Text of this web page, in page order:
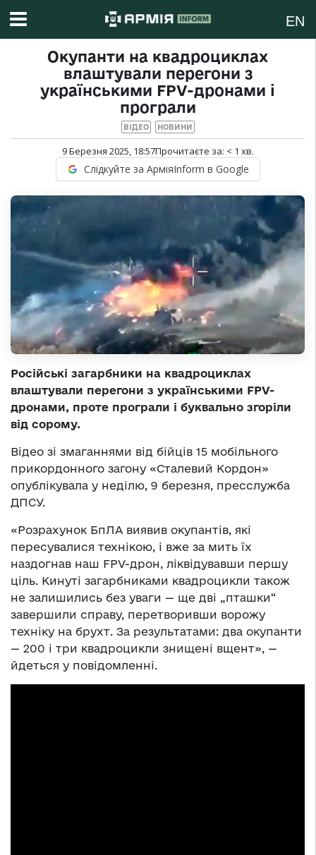
EN
Окупанти на квадроциклах
влаштували перегони з
українськими FPV-дронами і
програли
ВІДЕО НОВИНИ
9 Березня 2025, 18:57Прочитаєте за: < 1 хв.
Слідкуйте за АрміяInform в Google
Російські загарбники на квадроциклах
влаштували перегони з українськими FPV-
дронами, проте програли і буквально згоріли
від сорому.
Відео зі змаганнями від бійців 15 мобільного
прикордонного загону «Сталевий Кордон»
опублікувала у неділю, 9 березня, пресслужба
ДПСУ.
«Розрахунок БпЛА виявив окупантів, які
пересувалися технікою, і вже за мить їх
наздогнав наш FPV-дрон, ліквідувавши першу
ціль. Кинуті загарбниками квадроцикли також
не залишились без уваги — ще дві „пташки“
завершили справу, перетворивши ворожу
техніку на брухт. За результатами: два окупанти
— 200 і три квадроцикли знищені вщент», —
йдеться у повідомленні.